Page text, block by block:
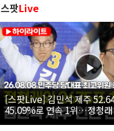
스팟Live
[스팟Live] 김민석 제주
45.09%로 연속 1위…정청래
26.08.08 더불어민주당 당대